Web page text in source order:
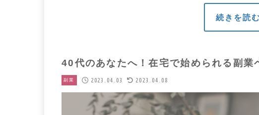
続きを読む
40代のあなたへ！在宅で始められる副業
副業 2023.04.03 2023.04.08